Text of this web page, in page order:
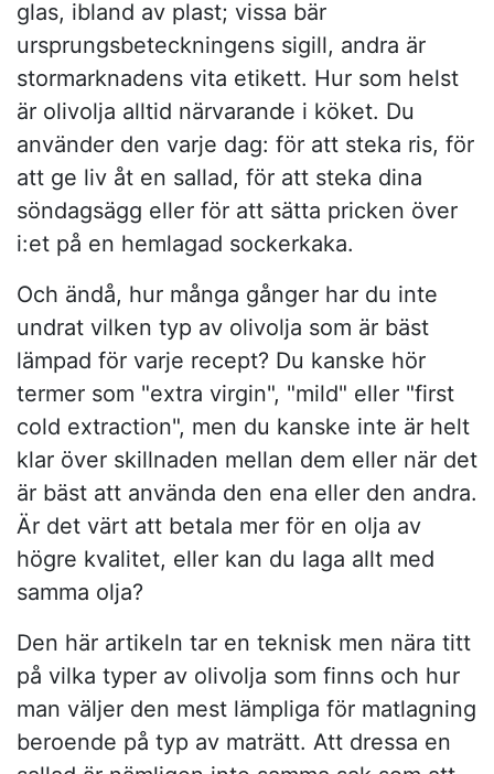
glas, ibland av plast; vissa bär
ursprungsbeteckningens sigill, andra är
stormarknadens vita etikett. Hur som helst
är olivolja alltid närvarande i köket. Du
använder den varje dag: för att steka ris, för
att ge liv åt en sallad, för att steka dina
söndagsägg eller för att sätta pricken över
i:et på en hemlagad sockerkaka.
Och ändå, hur många gånger har du inte
undrat vilken typ av olivolja som är bäst
lämpad för varje recept? Du kanske hör
termer som "extra virgin", "mild" eller "first
cold extraction", men du kanske inte är helt
klar över skillnaden mellan dem eller när det
är bäst att använda den ena eller den andra.
Är det värt att betala mer för en olja av
högre kvalitet, eller kan du laga allt med
samma olja?
Den här artikeln tar en teknisk men nära titt
på vilka typer av olivolja som finns och hur
man väljer den mest lämpliga för matlagning
beroende på typ av maträtt. Att dressa en